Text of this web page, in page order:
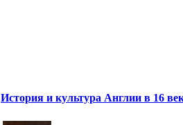
История и культура Англии в 16